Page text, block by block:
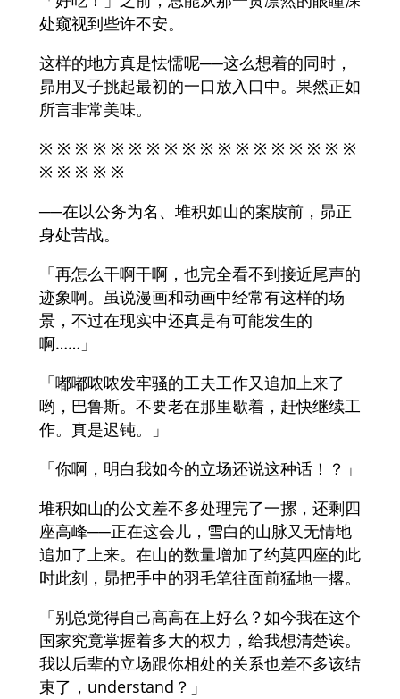
处窥视到些许不安。
这样的地方真是怯懦呢──这么想着的同时，
昴用叉子挑起最初的一口放入口中。果然正如
所言非常美味。
※ ※ ※ ※ ※ ※ ※ ※ ※ ※ ※ ※ ※ ※ ※ ※ ※ ※
※ ※ ※ ※ ※
──在以公务为名、堆积如山的案牍前，昴正
身处苦战。
「再怎么干啊干啊，也完全看不到接近尾声的
迹象啊。虽说漫画和动画中经常有这样的场
景，不过在现实中还真是有可能发生的
啊……」
「嘟嘟哝哝发牢骚的工夫工作又追加上来了
哟，巴鲁斯。不要老在那里歇着，赶快继续工
作。真是迟钝。」
「你啊，明白我如今的立场还说这种话！？」
堆积如山的公文差不多处理完了一摞，还剩四
座高峰──正在这会儿，雪白的山脉又无情地
追加了上来。在山的数量增加了约莫四座的此
时此刻，昴把手中的羽毛笔往面前猛地一撂。
「别总觉得自己高高在上好么？如今我在这个
国家究竟掌握着多大的权力，给我想清楚诶。
我以后辈的立场跟你相处的关系也差不多该结
束了，understand？」